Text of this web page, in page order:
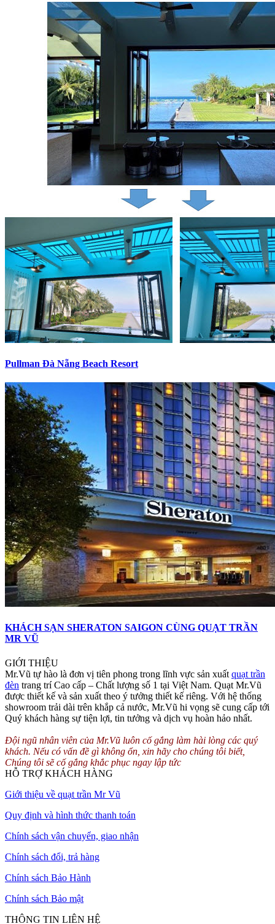
Pullman Đà Nẵng Beach Resort
KHÁCH SẠN SHERATON SAIGON CÙNG QUẠT TRẦN
MR VŨ
GIỚI THIỆU
Mr.Vũ tự hào là đơn vị tiên phong trong lĩnh vực sản xuất quạt trần
đèn trang trí Cao cấp – Chất lượng số 1 tại Việt Nam. Quạt Mr.Vũ
được thiết kế và sản xuất theo ý tưởng thiết kế riêng. Với hệ thống
showroom trải dài trên khắp cả nước, Mr.Vũ hi vọng sẽ cung cấp tới
Quý khách hàng sự tiện lợi, tin tưởng và dịch vụ hoàn hảo nhất.
Đội ngũ nhân viên của Mr.Vũ luôn cố gắng làm hài lòng các quý
khách. Nếu có vấn đề gì không ổn, xin hãy cho chúng tôi biết,
Chúng tôi sẽ cố gắng khắc phục ngay lập tức
HỖ TRỢ KHÁCH HÀNG
Giới thiệu về quạt trần Mr Vũ
Quy định và hình thức thanh toán
Chính sách vận chuyển, giao nhận
Chính sách đổi, trả hàng
Chính sách Bảo Hành
Chính sách Bảo mật
THÔNG TIN LIÊN HỆ